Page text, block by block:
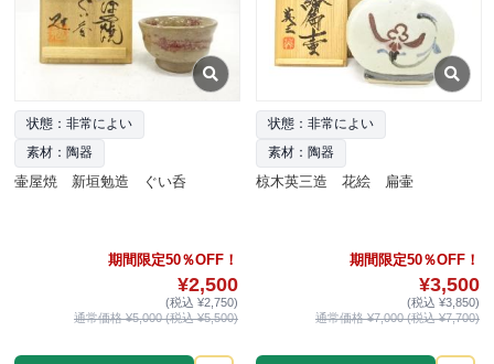
状態：非常によい
素材：陶器
壷屋焼 新垣勉造 ぐい呑
期間限定50％OFF！
¥2,500
(税込 ¥2,750)
通常価格 ¥5,000 (税込 ¥5,500)
状態：非常によい
素材：陶器
椋木英三造 花絵 扁壷
期間限定50％OFF！
¥3,500
(税込 ¥3,850)
通常価格 ¥7,000 (税込 ¥7,700)